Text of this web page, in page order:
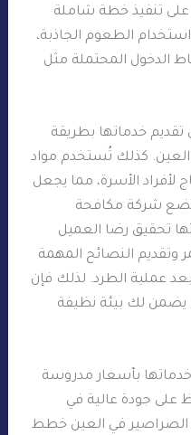
تنفيذ خطة شاملة
الطعوم الجاذبة،
الدخول المحتملة مثل
خدماتها بطريقة
كذلك تُستخدم مواد
لأفراد الأسرة، مما يجعل
تضع شركة مكافحة
تحقيق رضا العميل
وتقديم النصائح المهمة
عملية الطرد. لذلك فإن
لك بيئة نظيفة
بأسعار مدروسة
على جودة عالية في
الصراصير في العين خطط